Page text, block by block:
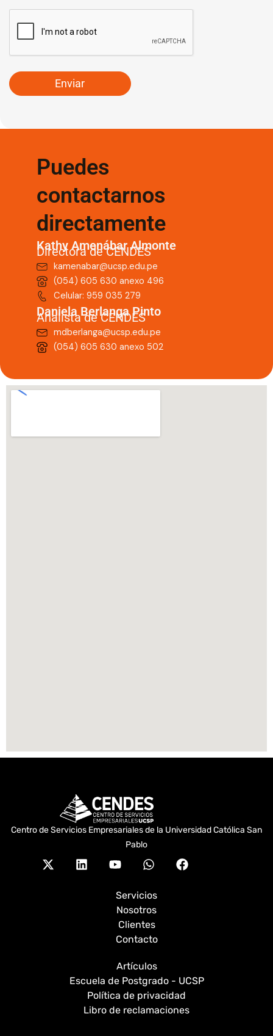
Puedes
contactarnos
directamente
Kathy Amenábar Almonte
Directora de CENDES
kamenabar@ucsp.edu.pe
(054) 605 630 anexo 496
Celular: 959 035 279
Daniela Berlanga Pinto
Analista de CENDES
mdberlanga@ucsp.edu.pe
(054) 605 630 anexo 502
Centro de Servicios Empresariales de la Universidad Católica San
Pablo
X-
twitter
LinkedinYoutubeWhatsappFacebook
Servicios
Nosotros
Clientes
Contacto
Artículos
Escuela de Postgrado - UCSP
Política de privacidad
Libro de reclamaciones